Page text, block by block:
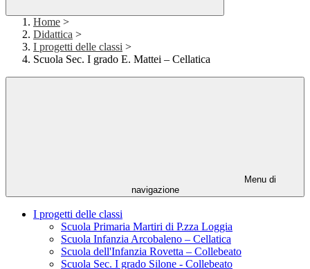
Home >
Didattica >
I progetti delle classi >
Scuola Sec. I grado E. Mattei – Cellatica
Menu di
navigazione
I progetti delle classi
Scuola Primaria Martiri di P.zza Loggia
Scuola Infanzia Arcobaleno – Cellatica
Scuola dell'Infanzia Rovetta – Collebeato
Scuola Sec. I grado Silone - Collebeato